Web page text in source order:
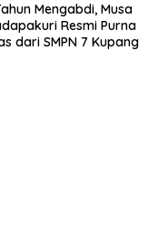
Mengabdi, Musa
Resmi Purna
dari SMPN 7 Kupang